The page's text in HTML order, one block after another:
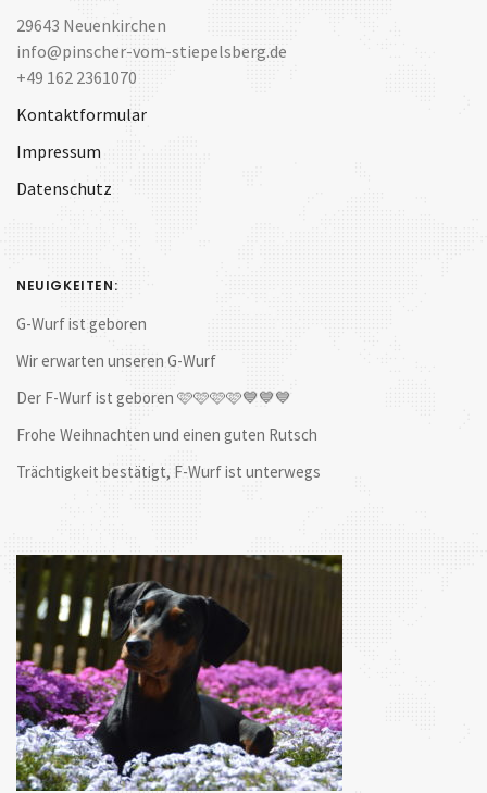
29643 Neuenkirchen
info@pinscher-vom-stiepelsberg.de
+49 162 2361070
Kontaktformular
Impressum
Datenschutz
NEUIGKEITEN:
G-Wurf ist geboren
Wir erwarten unseren G-Wurf
Der F-Wurf ist geboren 🩷🩷🩷🩷💙💙💙
Frohe Weihnachten und einen guten Rutsch
Trächtigkeit bestätigt, F-Wurf ist unterwegs